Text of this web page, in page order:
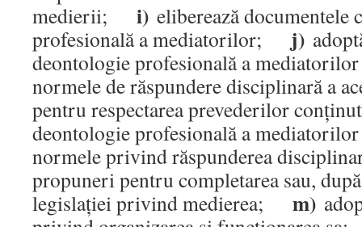
medierii; i) eliberează documentele
profesională a mediatorilor; j)
deontologie profesională a
normele de răspundere disciplinară
pentru respectarea prevederilor
deontologie profesională a
normele privind răspunderea
propuneri pentru completarea sau,
legislaţiei privind medierea; m)